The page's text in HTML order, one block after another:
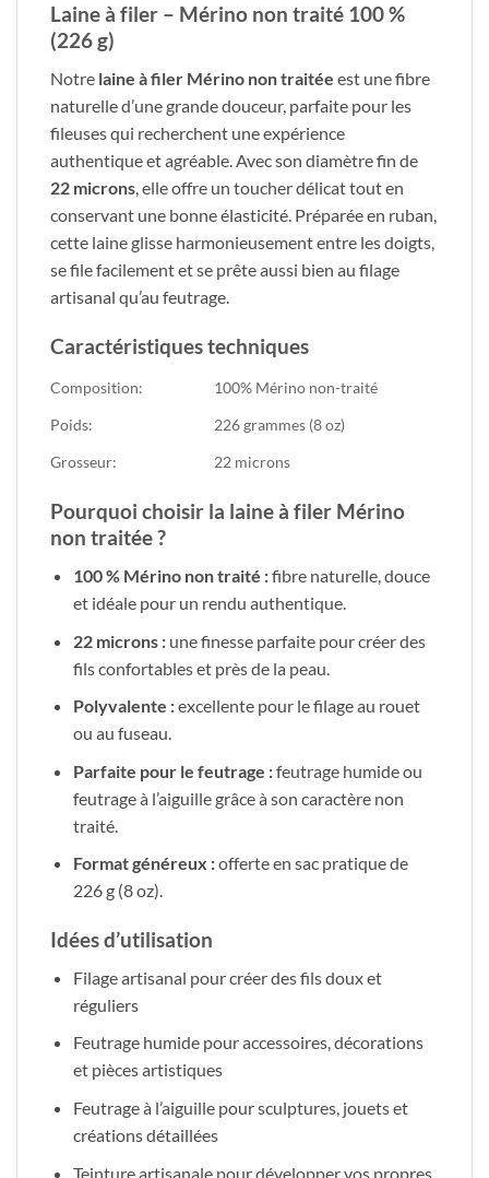
Laine à filer – Mérino non traité 100 %
(226 g)
Notre laine à filer Mérino non traitée est une fibre
naturelle d’une grande douceur, parfaite pour les
fileuses qui recherchent une expérience
authentique et agréable. Avec son diamètre fin de
22 microns, elle offre un toucher délicat tout en
conservant une bonne élasticité. Préparée en ruban,
cette laine glisse harmonieusement entre les doigts,
se file facilement et se prête aussi bien au filage
artisanal qu’au feutrage.
Caractéristiques techniques
Composition:
100% Mérino non-traité
Poids:
226 grammes (8 oz)
Grosseur:
22 microns
Pourquoi choisir la laine à filer Mérino
non traitée ?
100 % Mérino non traité :fibre naturelle, douce
et idéale pour un rendu authentique.
22 microns :une finesse parfaite pour créer des
fils confortables et près de la peau.
Polyvalente :excellente pour le filage au rouet
ou au fuseau.
Parfaite pour le feutrage :feutrage humide ou
feutrage à l’aiguille grâce à son caractère non
traité.
Format généreux :offerte en sac pratique de
226 g (8 oz).
Idées d’utilisation
Filage artisanal pour créer des fils doux et
réguliers
Feutrage humide pour accessoires, décorations
et pièces artistiques
Feutrage à l’aiguille pour sculptures, jouets et
créations détaillées
Teinture artisanale pour développer vos propres